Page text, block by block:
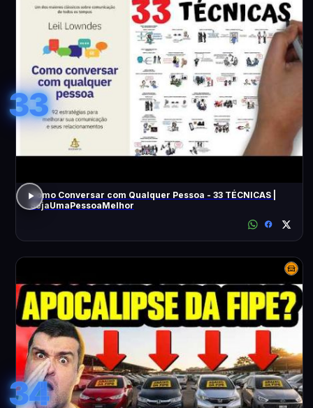
33
Como Conversar com Qualquer Pessoa - 33 TÉCNICAS |
SejaUmaPessoaMelhor
34